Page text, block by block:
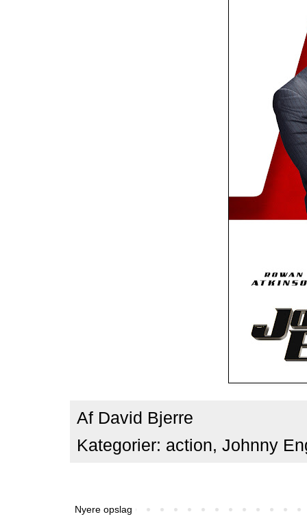
Af David Bjerre
Kategorier: action, Johnny
Nyere opslag